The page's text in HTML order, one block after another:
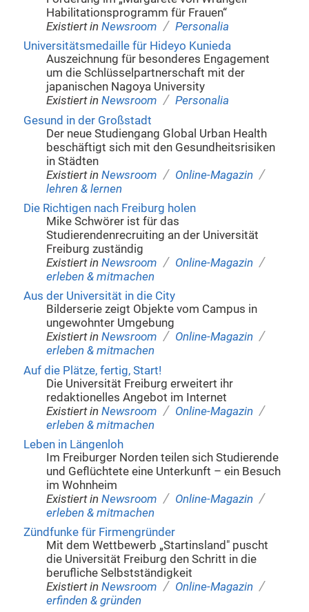
Habilitationsprogramm für Frauen“
Existiert in Newsroom / Personalia
Universitätsmedaille für Hideyo Kunieda
Auszeichnung für besonderes Engagement
um die Schlüsselpartnerschaft mit der
japanischen Nagoya University
Existiert in Newsroom / Personalia
Gesund in der Großstadt
Der neue Studiengang Global Urban Health
beschäftigt sich mit den Gesundheitsrisiken
in Städten
Existiert in Newsroom / Online-Magazin /
lehren & lernen
Die Richtigen nach Freiburg holen
Mike Schwörer ist für das
Studierendenrecruiting an der Universität
Freiburg zuständig
Existiert in Newsroom / Online-Magazin /
erleben & mitmachen
Aus der Universität in die City
Bilderserie zeigt Objekte vom Campus in
ungewohnter Umgebung
Existiert in Newsroom / Online-Magazin /
erleben & mitmachen
Auf die Plätze, fertig, Start!
Die Universität Freiburg erweitert ihr
redaktionelles Angebot im Internet
Existiert in Newsroom / Online-Magazin /
erleben & mitmachen
Leben in Längenloh
Im Freiburger Norden teilen sich Studierende
und Geflüchtete eine Unterkunft – ein Besuch
im Wohnheim
Existiert in Newsroom / Online-Magazin /
erleben & mitmachen
Zündfunke für Firmengründer
Mit dem Wettbewerb „Startinsland" puscht
die Universität Freiburg den Schritt in die
berufliche Selbstständigkeit
Existiert in Newsroom / Online-Magazin /
erfinden & gründen